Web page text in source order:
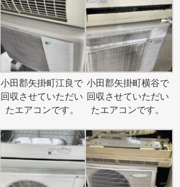
小田郡矢掛町江良で
回収させていただい
たエアコンです。
小田郡矢掛町横谷で
回収させていただい
たエアコンです。